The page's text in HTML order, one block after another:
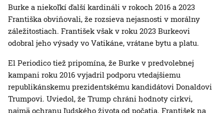
Burke a niekoľkí ďalší kardináli v rokoch 2016 a 2023
Františka obviňovali, že rozsieva nejasnosti v morálny
záležitostiach. František však v roku 2023 Burkeovi
odobral jeho výsady vo Vatikáne, vrátane bytu a platu.
El Periodico tiež pripomína, že Burke v predvolebnej
kampani roku 2016 vyjadril podporu vtedajšiemu
republikánskemu prezidentskému kandidátovi Donaldovi
Trumpovi. Uviedol, že Trump chráni hodnoty cirkvi,
najmä ochranu ľudského života od počatia. František na